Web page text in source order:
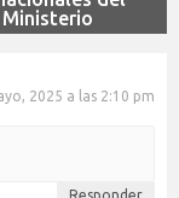
Ministerio
2025 a las 2:10 pm